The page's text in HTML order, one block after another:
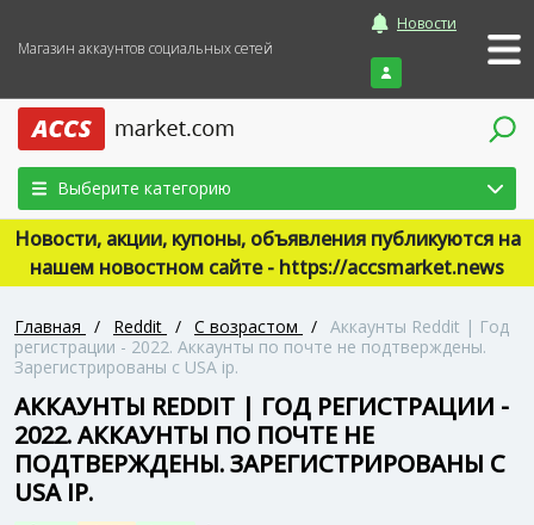
Магазин аккаунтов социальных сетей
Новости
Войти
Выберите категорию
Новости, акции, купоны, объявления публикуются на
нашем новостном сайте - https://accsmarket.news
Главная / Reddit / С возрастом / Аккаунты Reddit | Год
регистрации - 2022. Аккаунты по почте не подтверждены.
Зарегистрированы с USA ip.
АККАУНТЫ REDDIT | ГОД РЕГИСТРАЦИИ -
2022. АККАУНТЫ ПО ПОЧТЕ НЕ
ПОДТВЕРЖДЕНЫ. ЗАРЕГИСТРИРОВАНЫ С
USA IP.